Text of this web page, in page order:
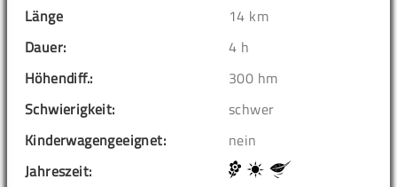
Länge
14 km
Dauer:
4 h
Höhendiff.:
300 hm
Schwierigkeit:
schwer
Kinderwagengeeignet:
nein
Jahreszeit: